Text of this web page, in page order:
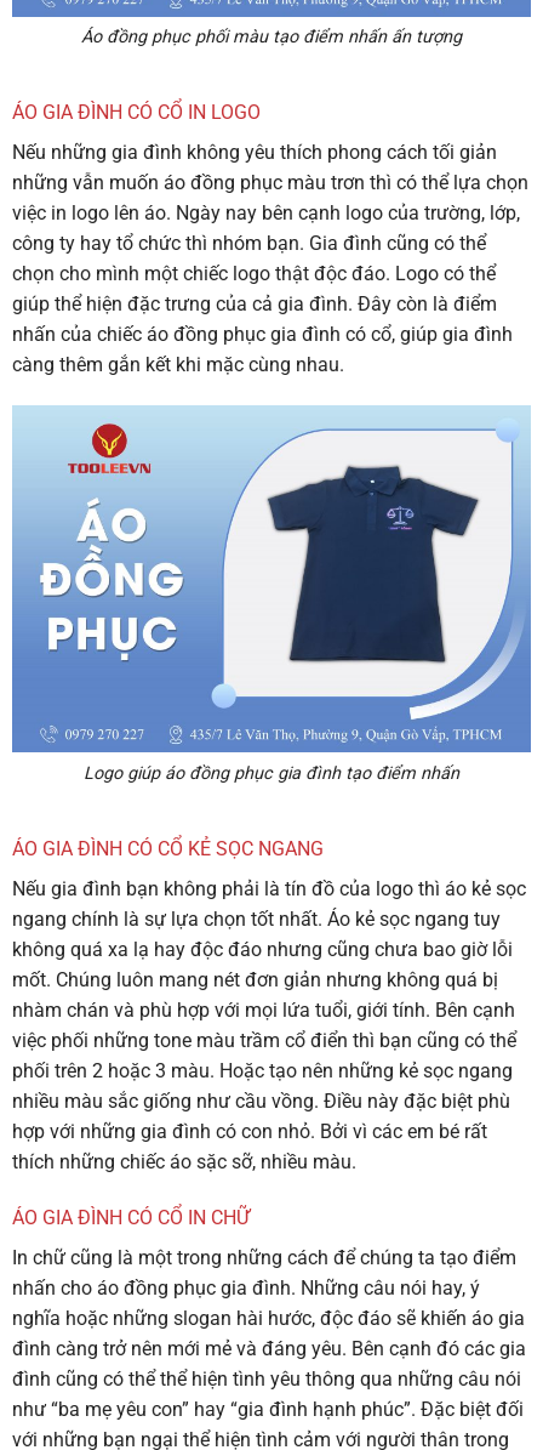
Áo đồng phục phối màu tạo điểm nhấn ấn tượng
ÁO GIA ĐÌNH CÓ CỔ IN LOGO
Nếu những gia đình không yêu thích phong cách tối giản
những vẫn muốn áo đồng phục màu trơn thì có thể lựa chọn
việc in logo lên áo. Ngày nay bên cạnh logo của trường, lớp,
công ty hay tổ chức thì nhóm bạn. Gia đình cũng có thể
chọn cho mình một chiếc logo thật độc đáo. Logo có thể
giúp thể hiện đặc trưng của cả gia đình. Đây còn là điểm
nhấn của chiếc áo đồng phục gia đình có cổ, giúp gia đình
càng thêm gắn kết khi mặc cùng nhau.
Logo giúp áo đồng phục gia đình tạo điểm nhấn
ÁO GIA ĐÌNH CÓ CỔ KẺ SỌC NGANG
Nếu gia đình bạn không phải là tín đồ của logo thì áo kẻ sọc
ngang chính là sự lựa chọn tốt nhất. Áo kẻ sọc ngang tuy
không quá xa lạ hay độc đáo nhưng cũng chưa bao giờ lỗi
mốt. Chúng luôn mang nét đơn giản nhưng không quá bị
nhàm chán và phù hợp với mọi lứa tuổi, giới tính. Bên cạnh
việc phối những tone màu trầm cổ điển thì bạn cũng có thể
phối trên 2 hoặc 3 màu. Hoặc tạo nên những kẻ sọc ngang
nhiều màu sắc giống như cầu vồng. Điều này đặc biệt phù
hợp với những gia đình có con nhỏ. Bởi vì các em bé rất
thích những chiếc áo sặc sỡ, nhiều màu.
ÁO GIA ĐÌNH CÓ CỔ IN CHỮ
In chữ cũng là một trong những cách để chúng ta tạo điểm
nhấn cho áo đồng phục gia đình. Những câu nói hay, ý
nghĩa hoặc những slogan hài hước, độc đáo sẽ khiến áo gia
đình càng trở nên mới mẻ và đáng yêu. Bên cạnh đó các gia
đình cũng có thể thể hiện tình yêu thông qua những câu nói
như “ba mẹ yêu con” hay “gia đình hạnh phúc”. Đặc biệt đối
với những bạn ngại thể hiện tình cảm với người thân trong